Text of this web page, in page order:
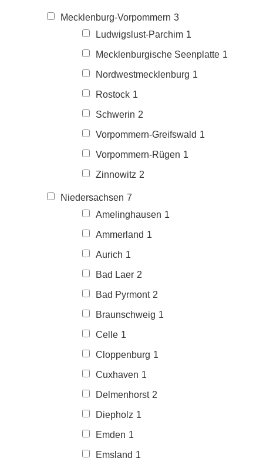
Mecklenburg-Vorpommern 3
Ludwigslust-Parchim 1
Mecklenburgische Seenplatte 1
Nordwestmecklenburg 1
Rostock 1
Schwerin 2
Vorpommern-Greifswald 1
Vorpommern-Rügen 1
Zinnowitz 2
Niedersachsen 7
Amelinghausen 1
Ammerland 1
Aurich 1
Bad Laer 2
Bad Pyrmont 2
Braunschweig 1
Celle 1
Cloppenburg 1
Cuxhaven 1
Delmenhorst 2
Diepholz 1
Emden 1
Emsland 1